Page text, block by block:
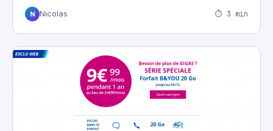
N Nicolas ⏱ 3 min